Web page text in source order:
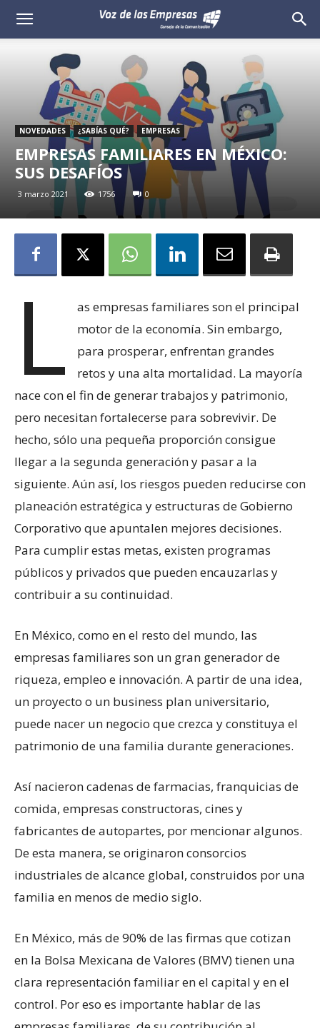
Voz
Empresas
NOVEDADES ¿SABÍAS QUÉ? EMPRESAS
EMPRESAS FAMILIARES EN MÉXICO:
SUS DESAFÍOS
3 marzo 2021 1756 0
L
as empresas familiares son el principal
motor de la economía. Sin embargo,
para prosperar, enfrentan grandes
retos y una alta mortalidad. La mayoría
nace con el fin de generar trabajos y patrimonio,
pero necesitan fortalecerse para sobrevivir. De
hecho, sólo una pequeña proporción consigue
llegar a la segunda generación y pasar a la
siguiente. Aún así, los riesgos pueden reducirse con
planeación estratégica y estructuras de Gobierno
Corporativo que apuntalen mejores decisiones.
Para cumplir estas metas, existen programas
públicos y privados que pueden encauzarlas y
contribuir a su continuidad.
En México, como en el resto del mundo, las
empresas familiares son un gran generador de
riqueza, empleo e innovación. A partir de una idea,
un proyecto o un business plan universitario,
puede nacer un negocio que crezca y constituya el
patrimonio de una familia durante generaciones.
Así nacieron cadenas de farmacias, franquicias de
comida, empresas constructoras, cines y
fabricantes de autopartes, por mencionar algunos.
De esta manera, se originaron consorcios
industriales de alcance global, construidos por una
familia en menos de medio siglo.
En México, más de 90% de las firmas que cotizan
en la Bolsa Mexicana de Valores (BMV) tienen una
clara representación familiar en el capital y en el
control. Por eso es importante hablar de las